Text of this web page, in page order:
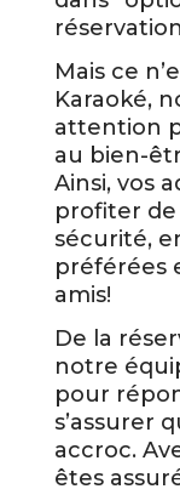
Mais ce
Karaoké,
attention
au bien-
Ainsi, vos
profiter
sécurité,
préférées
amis!
De la
notre
pour
s’assurer
accroc.
êtes